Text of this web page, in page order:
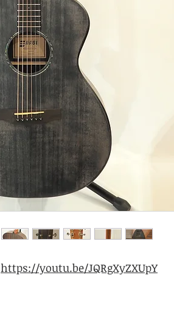
https://youtu.be/JQRgXyZXUpY